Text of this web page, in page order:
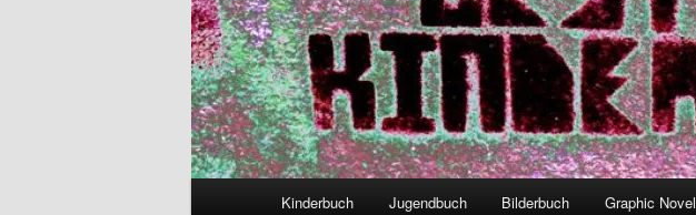
Kinderbuch Jugendbuch Bilderbuch Graphic Novel